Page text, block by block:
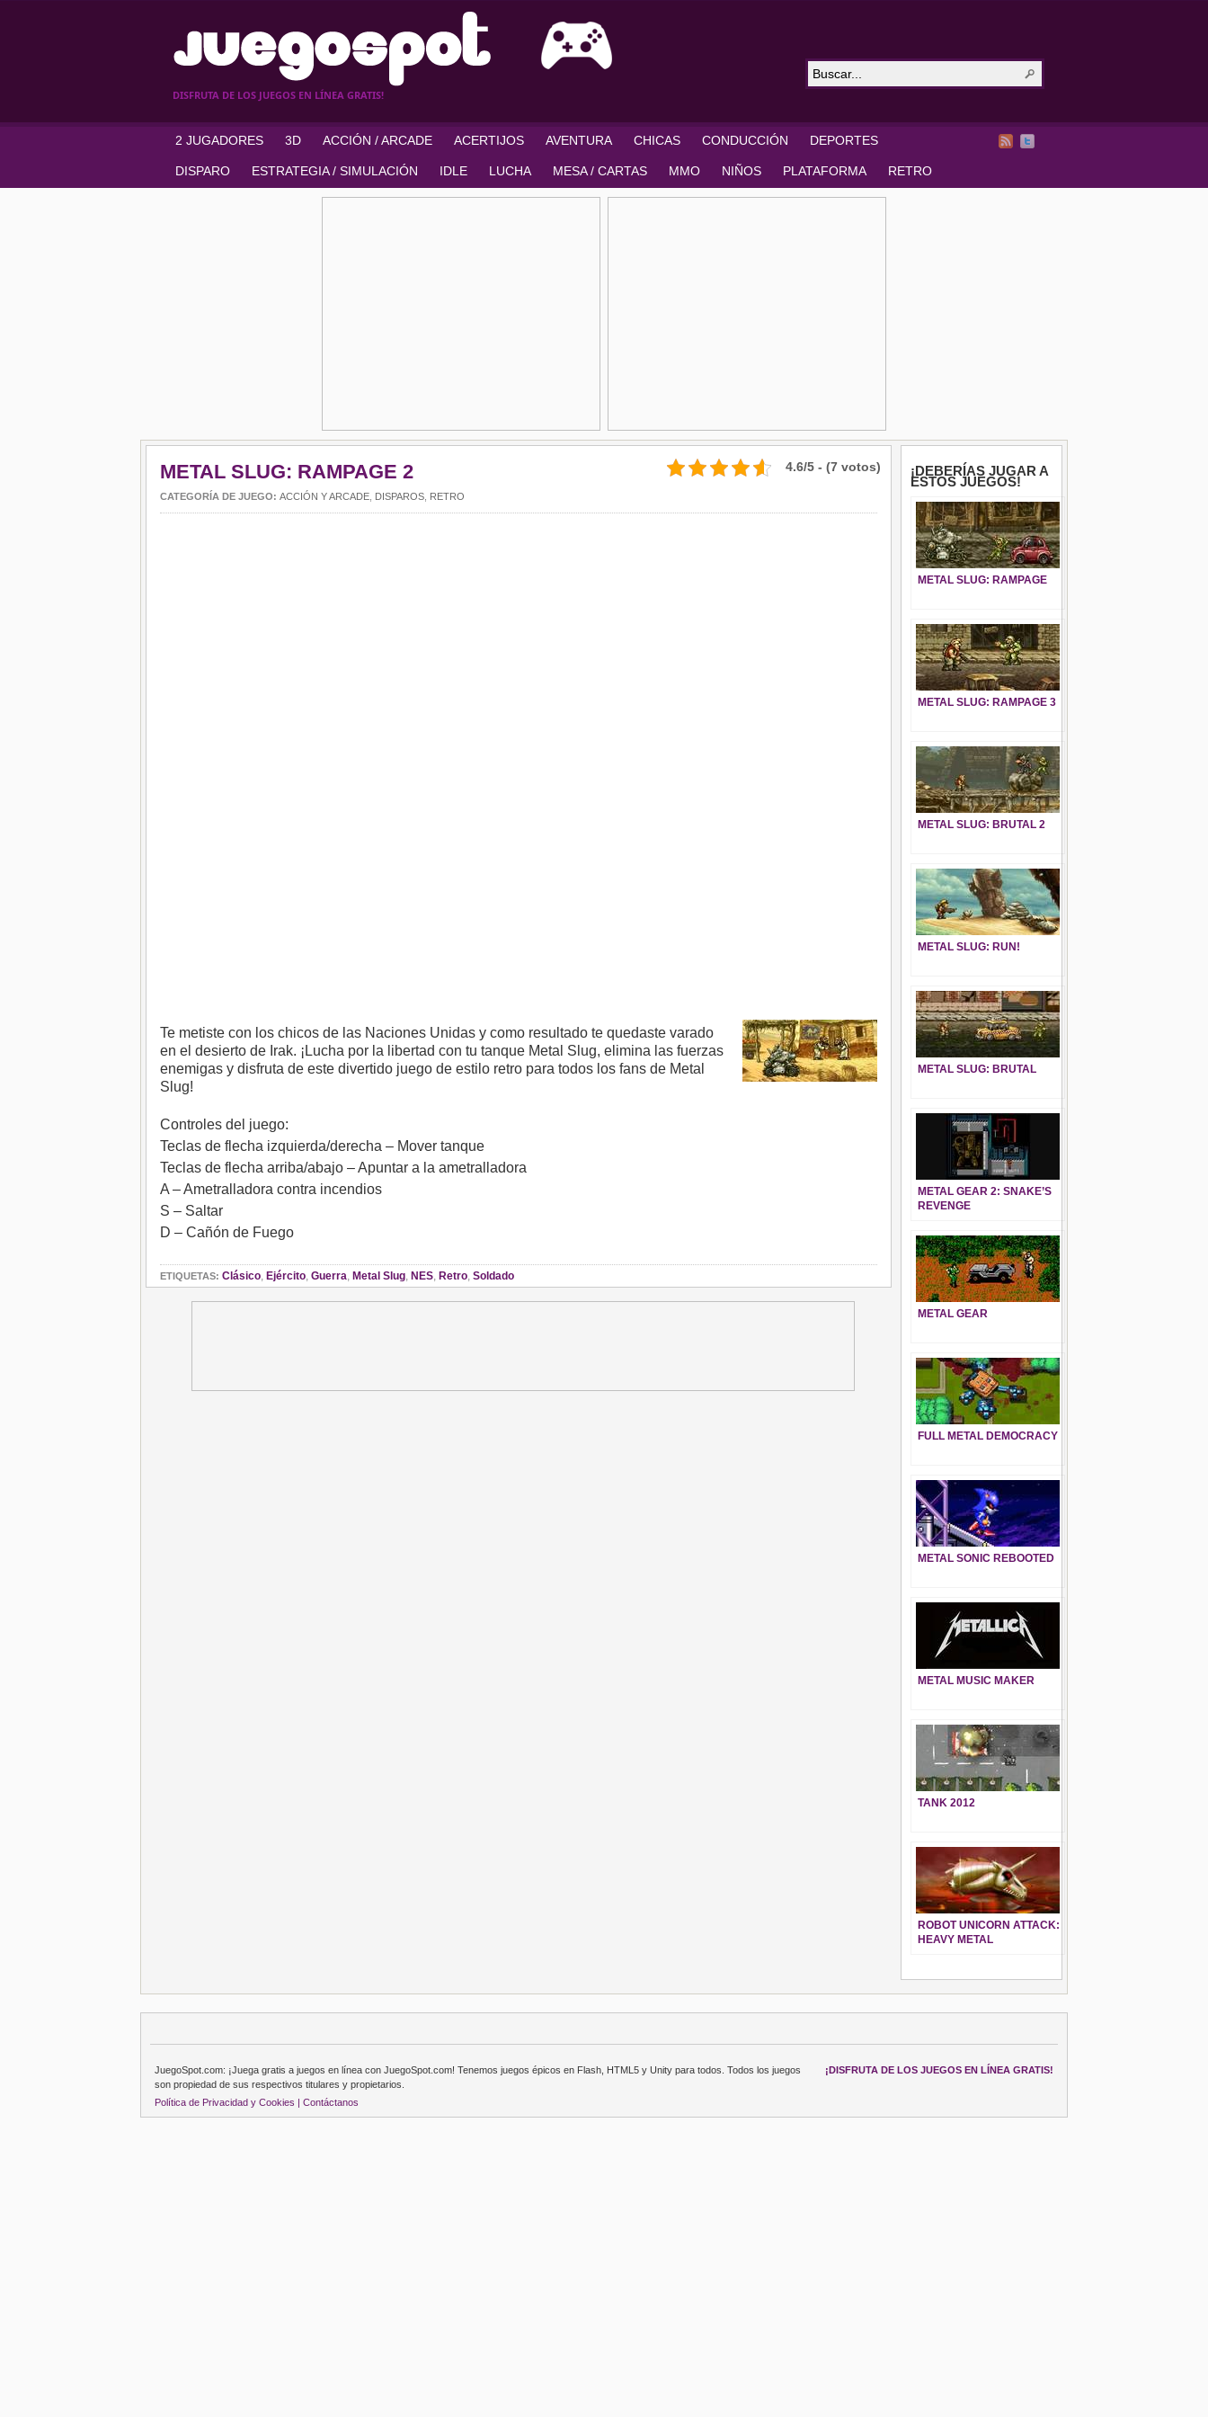
DISFRUTA DE LOS JUEGOS EN LÍNEA GRATIS!
2 JUGADORES 3D ACCIÓN / ARCADE ACERTIJOS AVENTURA CHICAS CONDUCCIÓN DEPORTES
DISPARO ESTRATEGIA / SIMULACIÓN IDLE LUCHA MESA / CARTAS MMO NIÑOS PLATAFORMA RETRO
4.6/5 - (7 votos)
METAL SLUG: RAMPAGE 2
CATEGORÍA DE JUEGO: ACCIÓN Y ARCADE DISPAROS RETRO
Te metiste con los chicos de las Naciones Unidas y como resultado te quedaste varado
en el desierto de Irak. ¡Lucha por la libertad con tu tanque Metal Slug, elimina las fuerzas
enemigas y disfruta de este divertido juego de estilo retro para todos los fans de Metal
Slug!
Controles del juego:
Teclas de flecha izquierda/derecha – Mover tanque
Teclas de flecha arriba/abajo – Apuntar a la ametralladora
A – Ametralladora contra incendios
S – Saltar
D – Cañón de Fuego
ETIQUETAS: Clásico, Ejército, Guerra, Metal Slug, NES, Retro, Soldado
¡DEBERÍAS JUGAR A
ESTOS JUEGOS!
METAL SLUG: RAMPAGE
METAL SLUG: RAMPAGE 3
METAL SLUG: BRUTAL 2
METAL SLUG: RUN!
METAL SLUG: BRUTAL
METAL GEAR 2: SNAKE’S
REVENGE
METAL GEAR
FULL METAL DEMOCRACY
METAL SONIC REBOOTED
METAL MUSIC MAKER
TANK 2012
ROBOT UNICORN ATTACK:
HEAVY METAL
¡DISFRUTA DE LOS JUEGOS EN LÍNEA GRATIS!
JuegoSpot.com: ¡Juega gratis a juegos en línea con JuegoSpot.com! Tenemos juegos épicos en Flash, HTML5 y Unity para todos. Todos los juegos
son propiedad de sus respectivos titulares y propietarios.
Política de Privacidad y Cookies | Contáctanos